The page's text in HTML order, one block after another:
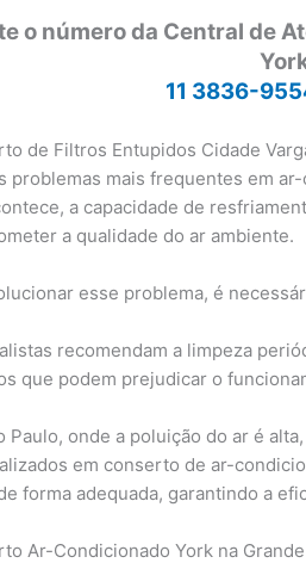
o número da Central de
11 3836-
de Filtros Entupidos Cidade
problemas mais frequentes em
a capacidade de
a qualidade do ar ambiente.
esse problema, é
recomendam a limpeza
que podem prejudicar o
Paulo, onde a poluição do ar é
em conserto de ar-
forma adequada, garantindo a
Ar-Condicionado York na